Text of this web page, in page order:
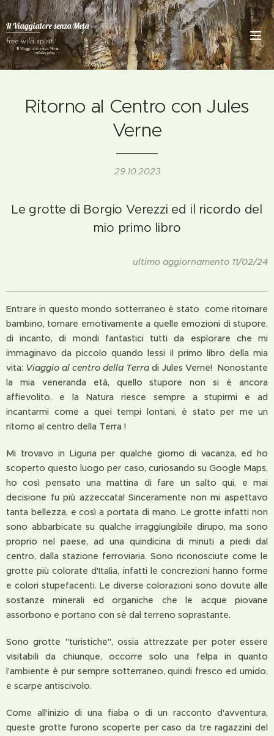
Il Viaggiatore senzaMeta
free wild spirit
Ritorno al Centro con Jules
Verne
29.10.2023
Le grotte di Borgio Verezzi ed il ricordo del
mio primo libro
ultimo aggiornamento 11/02/24
Entrare in questo mondo sotterraneo è stato come ritornare
bambino, tornare emotivamente a quelle emozioni di stupore,
di incanto, di mondi fantastici tutti da esplorare che mi
immaginavo da piccolo quando lessi il primo libro della mia
vita: Viaggio al centro della Terra di Jules Verne! Nonostante
la mia veneranda età, quello stupore non si è ancora
affievolito, e la Natura riesce sempre a stupirmi e ad
incantarmi come a quei tempi lontani, è stato per me un
ritorno al centro della Terra !
Mi trovavo in Liguria per qualche giorno di vacanza, ed ho
scoperto questo luogo per caso, curiosando su Google Maps,
ho così pensato una mattina di fare un salto qui, e mai
decisione fu più azzeccata! Sinceramente non mi aspettavo
tanta bellezza, e così a portata di mano. Le grotte infatti non
sono abbarbicate su qualche irraggiungibile dirupo, ma sono
proprio nel paese, ad una quindicina di minuti a piedi dal
centro, dalla stazione ferroviaria. Sono riconosciute come le
grotte più colorate d'Italia, infatti le concrezioni hanno forme
e colori stupefacenti. Le diverse colorazioni sono dovute alle
sostanze minerali ed organiche che le acque piovane
assorbono e portano con sè dal terreno soprastante.
Sono grotte "turistiche", ossia attrezzate per poter essere
visitabili da chiunque, occorre solo una felpa in quanto
l'ambiente è pur sempre sotterraneo, quindi fresco ed umido,
e scarpe antiscivolo.
Come all'inizio di una fiaba o di un racconto d'avventura,
queste grotte furono scoperte per caso da tre ragazzini del